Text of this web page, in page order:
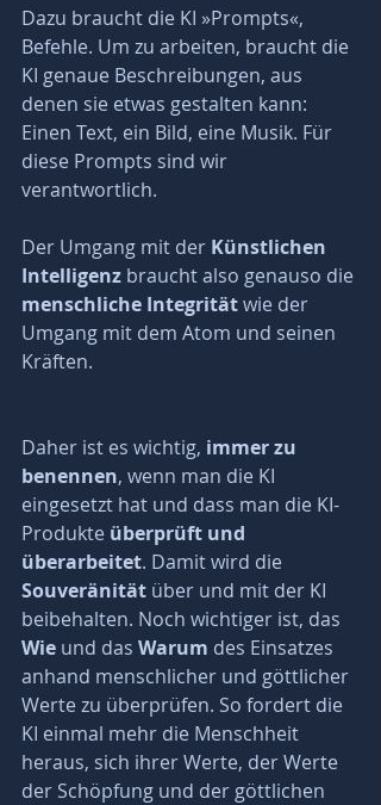
Dazu braucht die KI »Prompts«,
Befehle. Um zu arbeiten, braucht die
KI genaue Beschreibungen, aus
denen sie etwas gestalten kann:
Einen Text, ein Bild, eine Musik. Für
diese Prompts sind wir
verantwortlich.
Der Umgang mit der Künstlichen
Intelligenz braucht also genauso die
menschliche Integrität wie der
Umgang mit dem Atom und seinen
Kräften.
Daher ist es wichtig, immer zu
benennen, wenn man die KI
eingesetzt hat und dass man die KI-
Produkte überprüft und
überarbeitet. Damit wird die
Souveränität über und mit der KI
beibehalten. Noch wichtiger ist, das
Wie und das Warum des Einsatzes
anhand menschlicher und göttlicher
Werte zu überprüfen. So fordert die
KI einmal mehr die Menschheit
heraus, sich ihrer Werte, der Werte
der Schöpfung und der göttlichen